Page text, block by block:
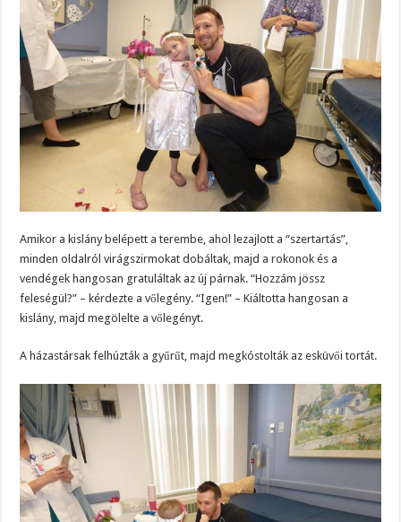
Amikor a kislány belépett a terembe, ahol lezajlott a “szertartás”,
minden oldalról virágszirmokat dobáltak, majd a rokonok és a
vendégek hangosan gratuláltak az új párnak. “Hozzám jössz
feleségül?” – kérdezte a vőlegény. “Igen!” – Kiáltotta hangosan a
kislány, majd megölelte a vőlegényt.
A házastársak felhúzták a gyűrűt, majd megkóstolták az esküvői tortát.